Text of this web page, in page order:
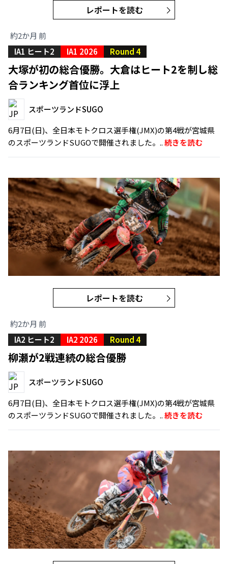
レポートを読む
約2か月 前
IA1 ヒート2
IA1 2026 Round 4
大塚が初の総合優勝。大倉はヒート2を制し総
合ランキング首位に浮上
スポーツランドSUGO
6月7日(日)、全日本モトクロス選手権(JMX)の第4戦が宮城県
のスポーツランドSUGOで開催されました。..続きを読む
レポートを読む
約2か月 前
IA2 ヒート2
IA2 2026 Round 4
柳瀬が2戦連続の総合優勝
スポーツランドSUGO
6月7日(日)、全日本モトクロス選手権(JMX)の第4戦が宮城県
のスポーツランドSUGOで開催されました。..続きを読む